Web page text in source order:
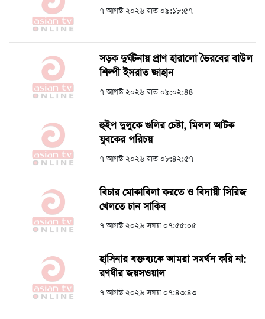
৭ আগস্ট ২০২৬ রাত ০৯:১৮:৫৭
সড়ক দুর্ঘটনায় প্রাণ হারালো ভৈরবের বাউল
শিল্পী ইসরাত জাহান
৭ আগস্ট ২০২৬ রাত ০৯:০২:৪৪
হুইপ দুলুকে গুলির চেষ্টা, ‍মিলল আটক
যুবকের পরিচয়
৭ আগস্ট ২০২৬ রাত ০৮:৪২:৫৭
বিচার মোকাবিলা করতে ও বিদায়ী সিরিজ
খেলতে চান সাকিব
৭ আগস্ট ২০২৬ সন্ধ্যা ০৭:৫৫:০৫
হাসিনার বক্তব্যকে আমরা সমর্থন করি না:
রণধীর জয়সওয়াল
৭ আগস্ট ২০২৬ সন্ধ্যা ০৭:৪৩:৪৩